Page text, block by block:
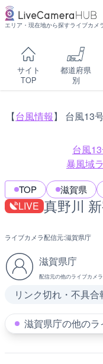
エリア・現在地から探すライブカメ
サイト
TOP
都道府県
別
【台風情報】 台風13
台風
暴風域
TOP 滋賀県
LIVE 真野川
ライブカメラ配信元:滋賀県庁
滋賀県庁
配信元の他のライブカメ
リンク切れ・不具合
滋賀県庁の他の